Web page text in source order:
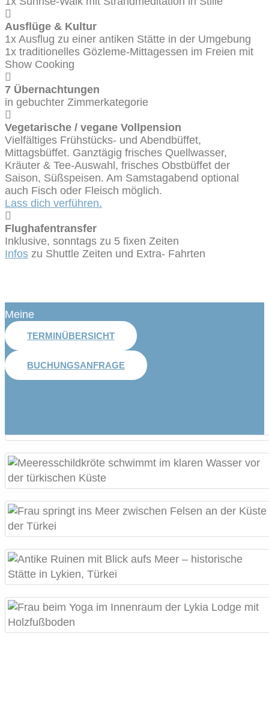
Ausflüge & Kultur
1x Ausflug zu einer antiken Stätte in der Umgebung
1x traditionelles Gözleme-Mittagessen im Freien mit
Show Cooking
7 Übernachtungen
in gebuchter Zimmerkategorie
Vegetarische / vegane Vollpension
Vielfältiges Frühstücks- und Abendbüffet,
Mittagsbüffet. Ganztägig frisches Quellwasser,
Kräuter & Tee-Auswahl, frisches Obstbüffet der
Saison, Süßspeisen. Am Samstagabend optional
auch Fisch oder Fleisch möglich.
Lass dich verführen.
Flughafentransfer
Inklusive, sonntags zu 5 fixen Zeiten
Infos zu Shuttle Zeiten und Extra- Fahrten
Meine
TERMINÜBERSICHT
BUCHUNGSANFRAGE